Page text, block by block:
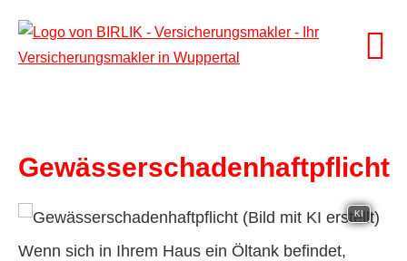
Gewässerschadenhaftpflicht
KI
Wenn sich in Ihrem Haus ein Öltank befindet,